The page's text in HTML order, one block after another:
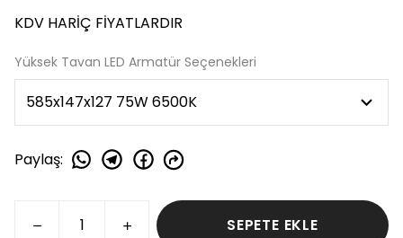
KDV HARİÇ FİYATLARDIR
Yüksek Tavan LED Armatür Seçenekleri
Paylaş:
SEPETE EKLE